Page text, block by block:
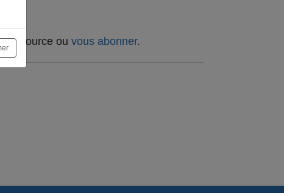
source ou vous abonner.